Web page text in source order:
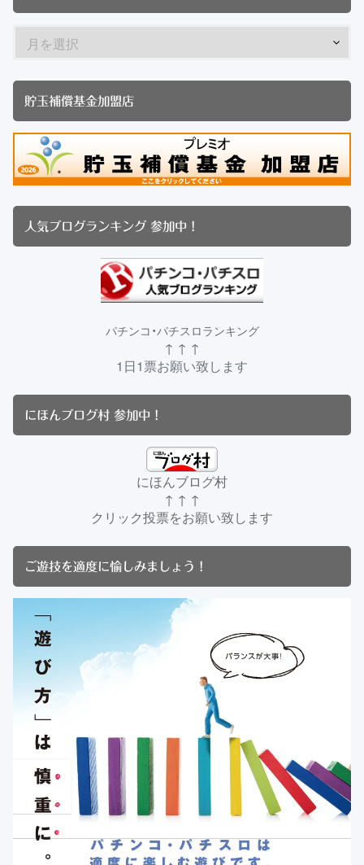
貯玉補償基金加盟店
人気ブログランキング 参加中！
パチンコ・パチスロランキング
↑ ↑ ↑
1日1票お願い致します
にほんブログ村 参加中！
にほんブログ村
↑ ↑ ↑
クリック投票をお願い致します
ご遊技を適度に愉しみましょう！